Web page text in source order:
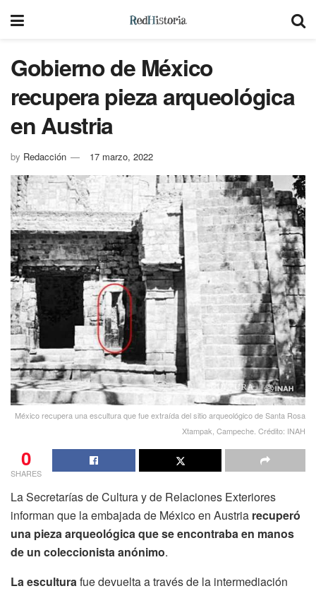
Gobierno de México
recupera pieza arqueológica
en Austria
by Redacción 17 marzo, 2022
México recupera una escultura que fue extraída del sitio arqueológico de Santa Rosa
Xtampak, Campeche. Crédito: INAH
0
SHARES
La Secretarías de Cultura y de Relaciones Exteriores
informan que la embajada de México en Austria recuperó
una pieza arqueológica que se encontraba en manos
de un coleccionista anónimo.
La esculturafue devuelta a través de la intermediación